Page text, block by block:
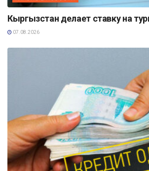
Кыргызстан делает ставку на
07.08.2026